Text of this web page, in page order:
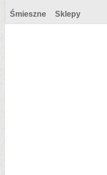
Śmieszne Sklepy